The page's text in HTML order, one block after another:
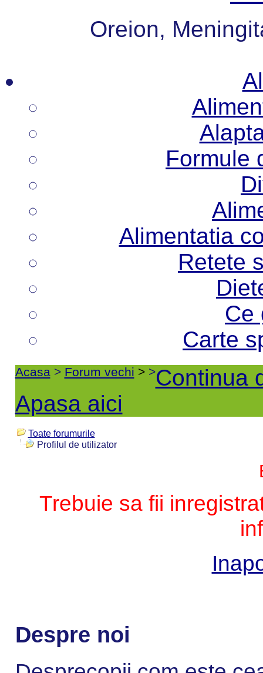
Oreion,
Formule
Alimentatia
Retete
Ce
Carte
Acasa> Forum vechi > >Continua
Apasa aici
Toate forumurile
Profilul de utilizator
Trebuie sa fii
Despre noi